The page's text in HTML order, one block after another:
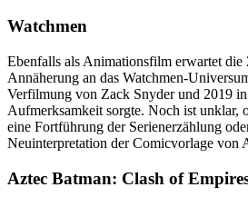
Watchmen
Ebenfalls als Animationsfilm erwartet die
Annäherung an das Watchmen-
Verfilmung von Zack Snyder und 2019
Aufmerksamkeit sorgte. Noch ist unklar,
eine Fortführung der Serienerzählung
Neuinterpretation der Comicvorlage von
Aztec Batman: Clash of